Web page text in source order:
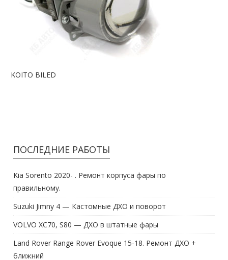
KOITO BILED
ПОСЛЕДНИЕ РАБОТЫ
Kia Sorento 2020- . Ремонт корпуса фары по
правильному.
Suzuki Jimny 4 — Кастомные ДХО и поворот
VOLVO XC70, S80 — ДХО в штатные фары
Land Rover Range Rover Evoque 15-18. Ремонт ДХО +
ближний